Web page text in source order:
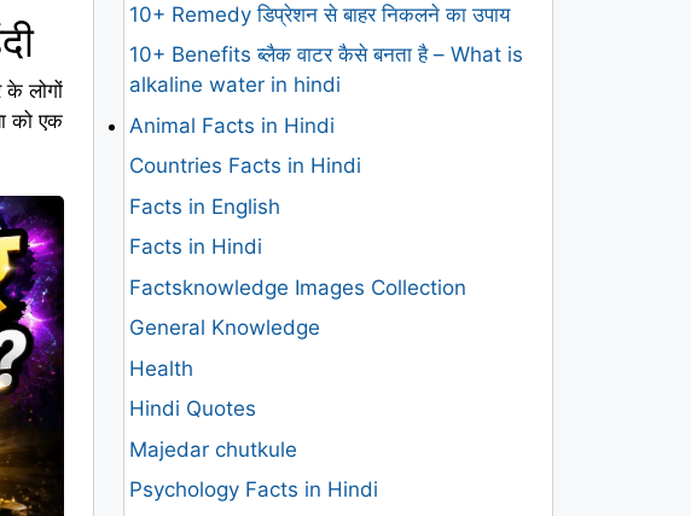
लोगों
को एक
10+ Remedy डिप्रेशन से बाहर निकलने का उपाय
10+ Benefits ब्लैक वाटर कैसे बनता है – What is
alkaline water in hindi
Animal Facts in Hindi
Countries Facts in Hindi
Facts in English
Facts in Hindi
Factsknowledge Images Collection
General Knowledge
Health
Hindi Quotes
Majedar chutkule
Psychology Facts in Hindi